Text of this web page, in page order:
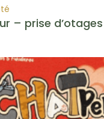
– prise d’otages